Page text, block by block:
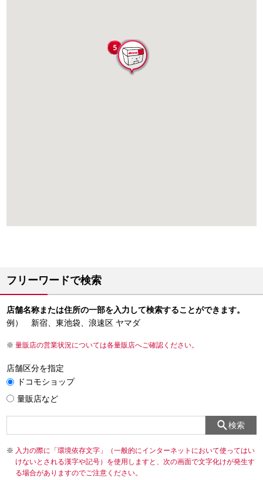
フリーワードで検索
店舗名称または住所の一部を入力して検索することができます。
例） 新宿、東池袋、浪速区 ヤマダ
量販店の営業状況については各量販店へご確認ください。
店舗区分を指定
ドコモショップ
量販店など
検索
入力の際に「環境依存文字」（一般的にインターネットにおいて使ってはい
けないとされる漢字や記号）を使用しますと、次の画面で文字化けが発生す
る場合がありますのでご注意ください。